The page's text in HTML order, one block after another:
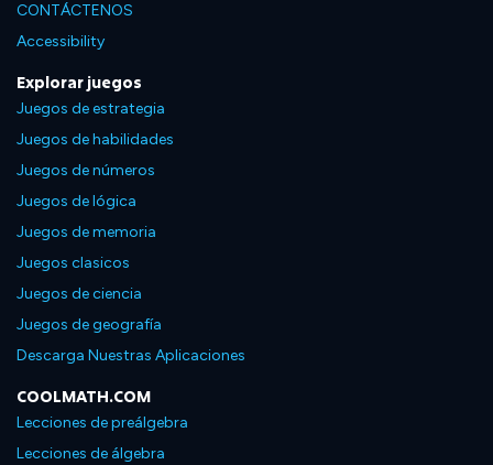
CONTÁCTENOS
Accessibility
Explorar juegos
Juegos de estrategia
Juegos de habilidades
Juegos de números
Juegos de lógica
Juegos de memoria
Juegos clasicos
Juegos de ciencia
Juegos de geografía
Descarga Nuestras Aplicaciones
COOLMATH.COM
Lecciones de preálgebra
Lecciones de álgebra